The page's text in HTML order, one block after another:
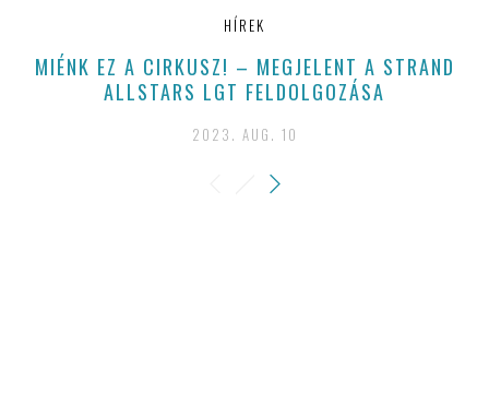
HÍREK
MIÉNK EZ A CIRKUSZ! – MEGJELENT A STRAND
ALLSTARS LGT FELDOLGOZÁSA
2023. AUG. 10